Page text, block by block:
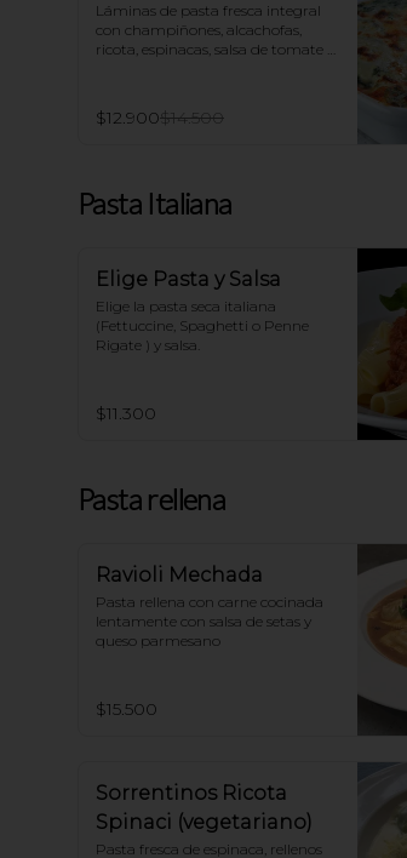
Láminas de pasta fresca integral
con champiñones, alcachofas,
ricota, espinacas, salsa de tomate y
$12.900$14.500
Pasta Italiana
Elige Pasta y Salsa
Elige la pasta seca italiana
(Fettuccine, Spaghetti o Penne
Rigate ) y salsa.
$11.300
Pasta rellena
Ravioli Mechada
Pasta rellena con carne cocinada
lentamente con salsa de setas y
queso parmesano
$15.500
Sorrentinos Ricota
Spinaci (vegetariano)
Pasta fresca de espinaca, rellenos